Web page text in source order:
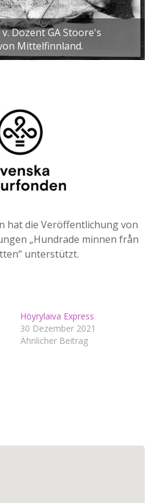
Dozent GA Stoore's
Mittelfinnland.
hat die Veröffentlichung von
„Hundrade minnen från
unterstützt.
Höyrylaiva Express
30 Dezember 2021
Ähnlicher Beitrag